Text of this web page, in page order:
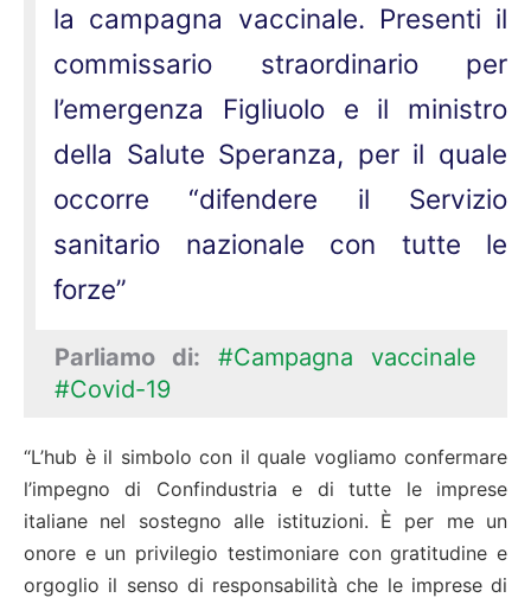
la campagna vaccinale. Presenti il
commissario straordinario per
l’emergenza Figliuolo e il ministro
della Salute Speranza, per il quale
occorre “difendere il Servizio
sanitario nazionale con tutte le
forze”
Parliamo di: #Campagna vaccinale
#Covid-19
“L’hub è il simbolo con il quale vogliamo confermare
l’impegno di Confindustria e di tutte le imprese
italiane nel sostegno alle istituzioni. È per me un
onore e un privilegio testimoniare con gratitudine e
orgoglio il senso di responsabilità che le imprese di